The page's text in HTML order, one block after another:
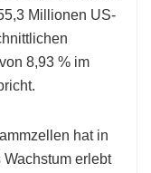
Millionen US-
8,93 % im
hat in
erlebt